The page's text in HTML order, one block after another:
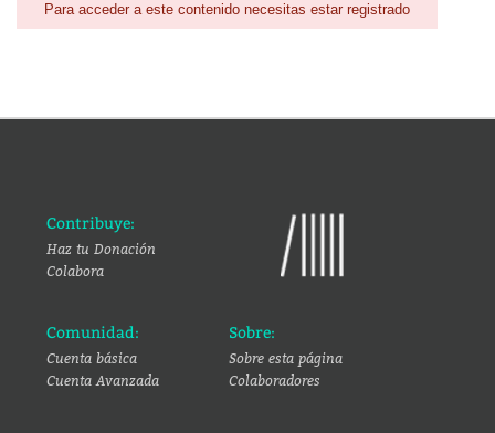
Para acceder a este contenido necesitas estar registrado
Contribuye:
Haz tu Donación
Colabora
Comunidad:
Cuenta básica
Cuenta Avanzada
Sobre:
Sobre esta página
Colaboradores